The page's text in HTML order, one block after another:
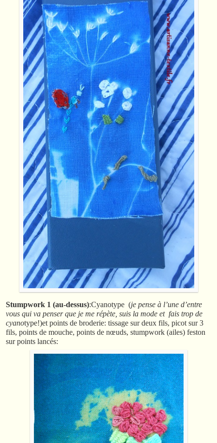
Stumpwork 1 (au-dessus):Cyanotype (je pense à l’une d’entre
vous qui va penser que je me répète, suis la mode et fais trop de
cyanotype!)et points de broderie: tissage sur deux fils, picot sur 3
fils, points de mouche, points de nœuds, stumpwork (ailes) feston
sur points lancés: